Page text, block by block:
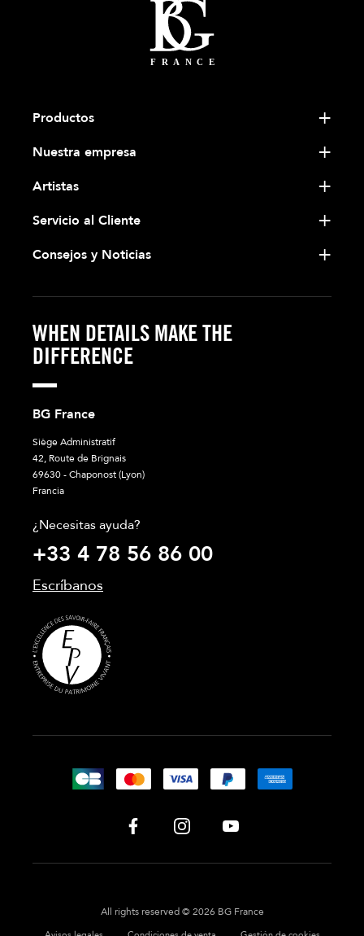
Productos
Nuestra empresa
Artistas
Servicio al Cliente
Consejos y Noticias
WHEN DETAILS MAKE THE
DIFFERENCE
BG France
Siège Administratif
42, Route de Brignais
69630 - Chaponost (Lyon)
Francia
¿Necesitas ayuda?
+33 4 78 56 86 00
Escríbanos
All rights reserved © 2026 BG France